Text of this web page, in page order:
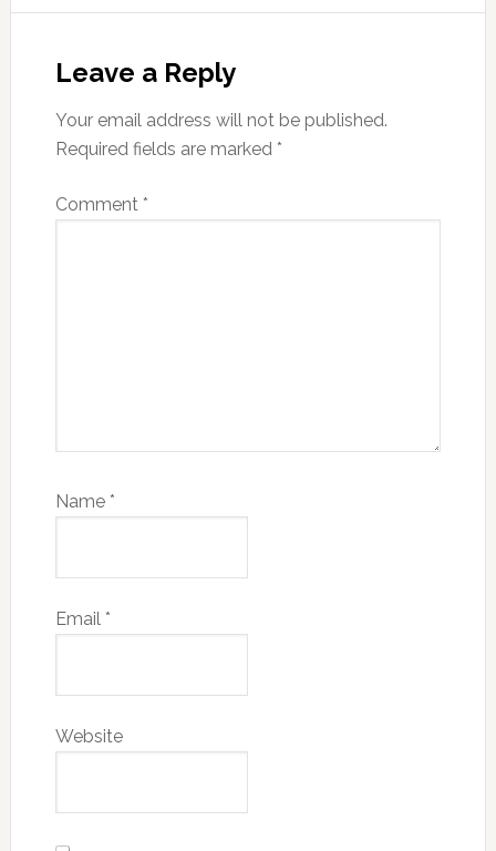
Interactions
Leave a Reply
Your email address will not be published.
Required fields are marked *
Comment *
Name *
Email *
Website